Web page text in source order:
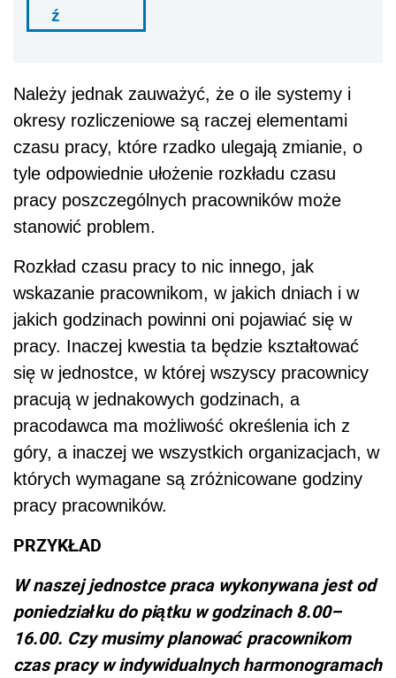
ź
Należy jednak zauważyć, że o ile systemy i
okresy rozliczeniowe są raczej elementami
czasu pracy, które rzadko ulegają zmianie, o
tyle odpowiednie ułożenie rozkładu czasu
pracy poszczególnych pracowników może
stanowić problem.
Rozkład czasu pracy to nic innego, jak
wskazanie pracownikom, w jakich dniach i w
jakich godzinach powinni oni pojawiać się w
pracy. Inaczej kwestia ta będzie kształtować
się w jednostce, w której wszyscy pracownicy
pracują w jednakowych godzinach, a
pracodawca ma możliwość określenia ich z
góry, a inaczej we wszystkich organizacjach, w
których wymagane są zróżnicowane godziny
pracy pracowników.
PRZYKŁAD
W naszej jednostce praca wykonywana jest od
poniedziałku do piątku w godzinach 8.00–
16.00. Czy musimy planować pracownikom
czas pracy w indywidualnych harmonogramach